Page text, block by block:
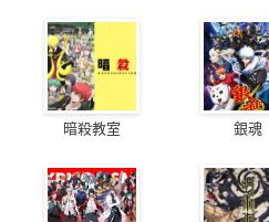
暗殺教室 銀魂